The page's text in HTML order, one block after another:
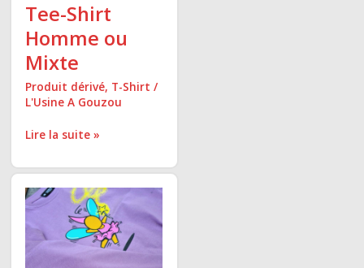
Tee-Shirt
Homme ou
Mixte
Produit dérivé, T-Shirt /
L'Usine A Gouzou
Lire la suite »
Tee-
Shirts
Enfant